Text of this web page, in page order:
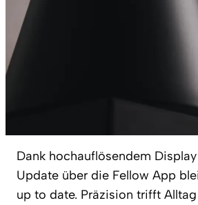
Dank hochauflösendem
Update über die Fellow App
up to date. Präzision trifft